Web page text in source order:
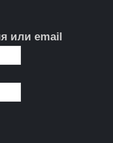
или email